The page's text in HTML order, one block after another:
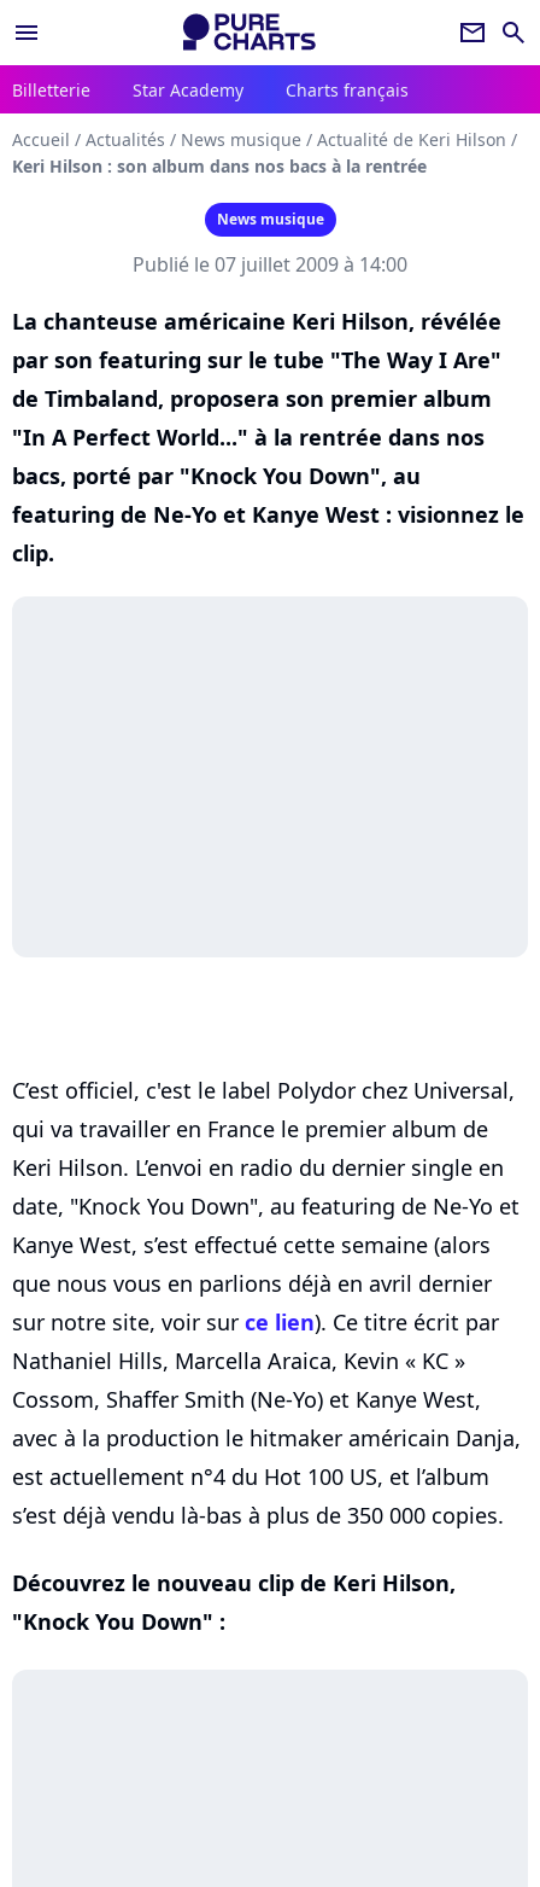
menu newsletter search
Billetterie Star Academy Charts français
Accueil / Actualités / News musique / Actualité de Keri Hilson /
Keri Hilson : son album dans nos bacs à la rentrée
News musique
Publié le 07 juillet 2009 à 14:00
La chanteuse américaine Keri Hilson, révélée
par son featuring sur le tube "The Way I Are"
de Timbaland, proposera son premier album
"In A Perfect World..." à la rentrée dans nos
bacs, porté par "Knock You Down", au
featuring de Ne-Yo et Kanye West : visionnez le
clip.
C’est officiel, c'est le label Polydor chez Universal,
qui va travailler en France le premier album de
Keri Hilson. L’envoi en radio du dernier single en
date, "Knock You Down", au featuring de Ne-Yo et
Kanye West, s’est effectué cette semaine (alors
que nous vous en parlions déjà en avril dernier
sur notre site, voir sur ce lien). Ce titre écrit par
Nathaniel Hills, Marcella Araica, Kevin « KC »
Cossom, Shaffer Smith (Ne-Yo) et Kanye West,
avec à la production le hitmaker américain Danja,
est actuellement n°4 du Hot 100 US, et l’album
s’est déjà vendu là-bas à plus de 350 000 copies.
Découvrez le nouveau clip de Keri Hilson,
"Knock You Down" :